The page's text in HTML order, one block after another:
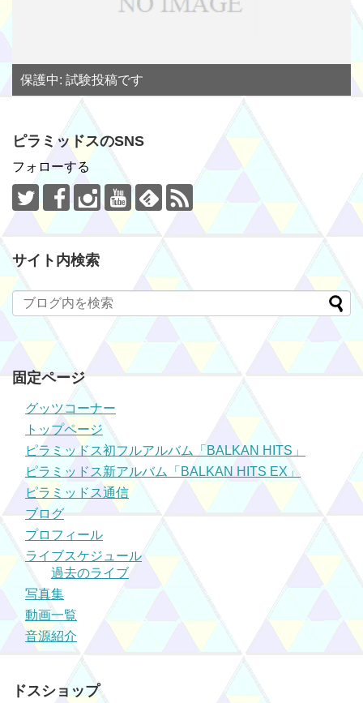
保護中: 試験投稿です
ピラミッドスのSNS
フォローする
サイト内検索
固定ページ
グッツコーナー
トップページ
ピラミッドス初フルアルバム「BALKAN HITS」
ピラミッドス新アルバム「BALKAN HITS EX」
ピラミッドス通信
ブログ
プロフィール
ライブスケジュール
過去のライブ
写真集
動画一覧
音源紹介
ドスショップ